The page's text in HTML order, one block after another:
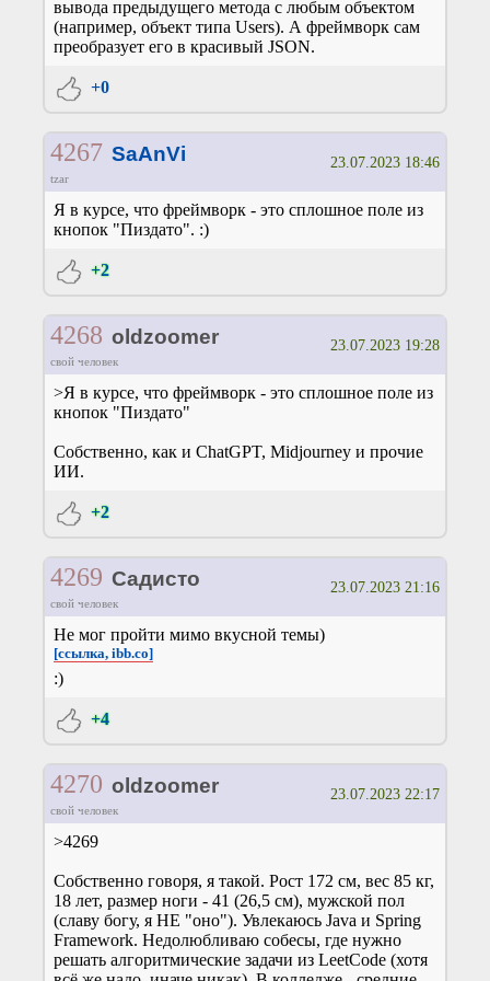
вывода предыдущего метода с любым объектом
(например, объект типа Users). А фреймворк сам
преобразует его в красивый JSON.
+0
4267 SaAnVi
tzar
23.07.2023 18:46
Я в курсе, что фреймворк - это сплошное поле из
кнопок "Пиздато". :)
+2
4268 oldzoomer
свой человек
23.07.2023 19:28
>Я в курсе, что фреймворк - это сплошное поле из
кнопок "Пиздато"
Собственно, как и ChatGPT, Midjourney и прочие
ИИ.
+2
4269 Садисто
свой человек
23.07.2023 21:16
Не мог пройти мимо вкусной темы)
[ссылка, ibb.co]
:)
+4
4270 oldzoomer
свой человек
23.07.2023 22:17
>4269
Собственно говоря, я такой. Рост 172 см, вес 85 кг,
18 лет, размер ноги - 41 (26,5 см), мужской пол
(славу богу, я НЕ "оно"). Увлекаюсь Java и Spring
Framework. Недолюбливаю собесы, где нужно
решать алгоритмические задачи из LeetCode (хотя